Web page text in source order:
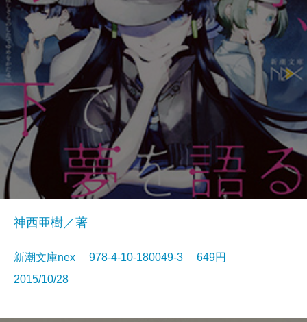
神西亜樹／著
新潮文庫nex 978-4-10-180049-3 649円
2015/10/28